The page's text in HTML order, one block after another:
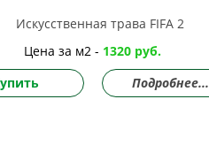
Цена за м2 - 1320 руб.
Подробнее...